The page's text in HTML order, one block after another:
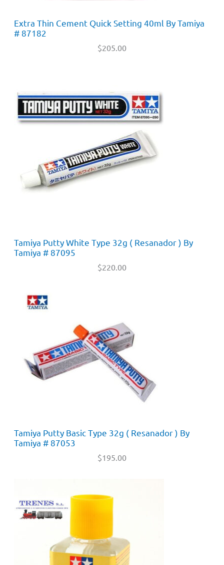
Extra Thin Cement Quick Setting 40ml By Tamiya
# 87182
$205.00
Tamiya Putty White Type 32g ( Resanador ) By
Tamiya # 87095
$220.00
Tamiya Putty Basic Type 32g ( Resanador ) By
Tamiya # 87053
$195.00